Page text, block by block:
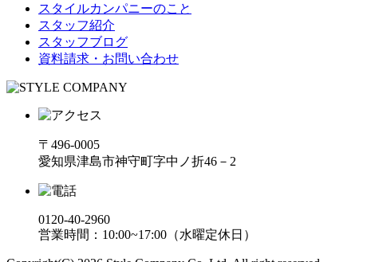
スタイルカンパニーのこと
スタッフ紹介
スタッフブログ
資料請求・お問い合わせ
〒496-0005
愛知県津島市神守町字中ノ折46－2
0120-40-2960
営業時間：10:00~17:00（水曜定休日）